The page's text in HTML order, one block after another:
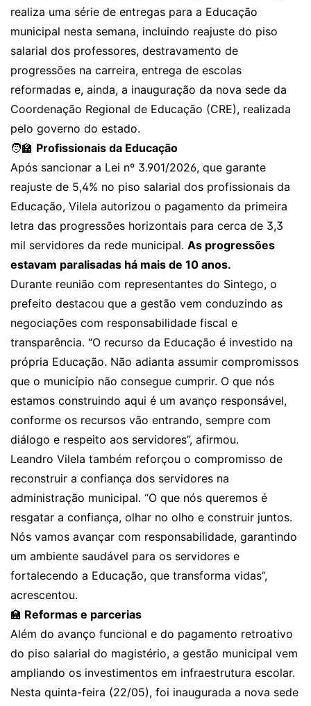
realiza uma série de entregas para a Educação
municipal nesta semana, incluindo reajuste do piso
salarial dos professores, destravamento de
progressões na carreira, entrega de escolas
reformadas e, ainda, a inauguração da nova sede da
Coordenação Regional de Educação (CRE), realizada
pelo governo do estado.
🧑‍🏫 Profissionais da Educação
Após sancionar a Lei nº 3.901/2026, que garante
reajuste de 5,4% no piso salarial dos profissionais da
Educação, Vilela autorizou o pagamento da primeira
letra das progressões horizontais para cerca de 3,3
mil servidores da rede municipal. As progressões
estavam paralisadas há mais de 10 anos.
Durante reunião com representantes do Sintego, o
prefeito destacou que a gestão vem conduzindo as
negociações com responsabilidade fiscal e
transparência. “O recurso da Educação é investido na
própria Educação. Não adianta assumir compromissos
que o município não consegue cumprir. O que nós
estamos construindo aqui é um avanço responsável,
conforme os recursos vão entrando, sempre com
diálogo e respeito aos servidores”, afirmou.
Leandro Vilela também reforçou o compromisso de
reconstruir a confiança dos servidores na
administração municipal. “O que nós queremos é
resgatar a confiança, olhar no olho e construir juntos.
Nós vamos avançar com responsabilidade, garantindo
um ambiente saudável para os servidores e
fortalecendo a Educação, que transforma vidas”,
acrescentou.
🏫 Reformas e parcerias
Além do avanço funcional e do pagamento retroativo
do piso salarial do magistério, a gestão municipal vem
ampliando os investimentos em infraestrutura escolar.
Nesta quinta-feira (22/05), foi inaugurada a nova sede